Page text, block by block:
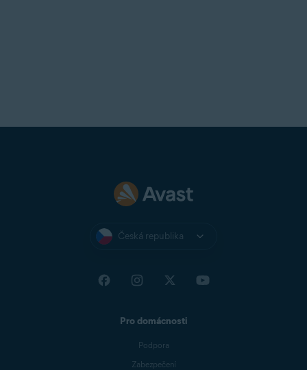
Česká republika
Pro domácnosti
Podpora
Zabezpečení